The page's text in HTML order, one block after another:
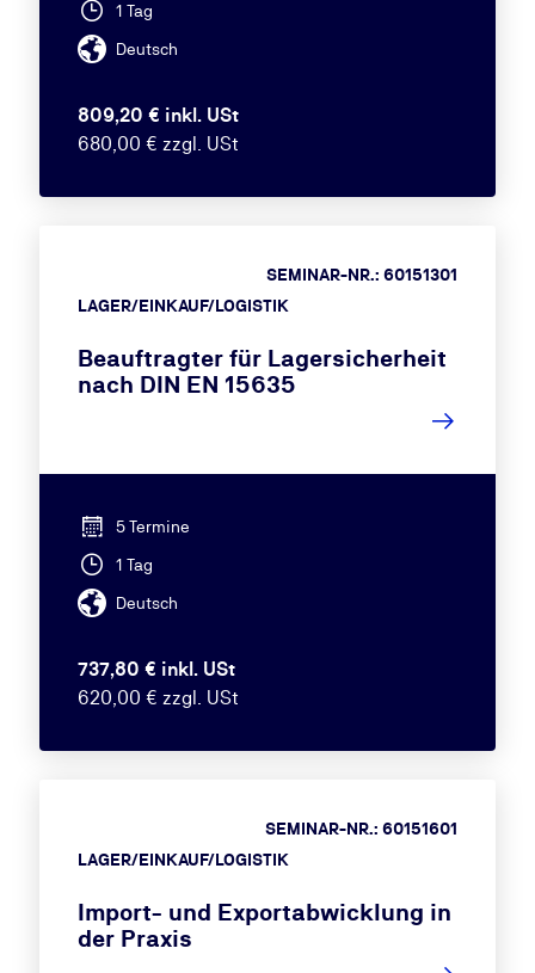
1 Tag
Deutsch
809,20 € inkl. USt
680,00 € zzgl. USt
LAGER/EINKAUF/LOGISTIK
SEMINAR-NR.: 60151301
Beauftragter für Lagersicherheit
nach DIN EN 15635
5 Termine
1 Tag
Deutsch
737,80 € inkl. USt
620,00 € zzgl. USt
LAGER/EINKAUF/LOGISTIK
SEMINAR-NR.: 60151601
Import- und Exportabwicklung in
der Praxis